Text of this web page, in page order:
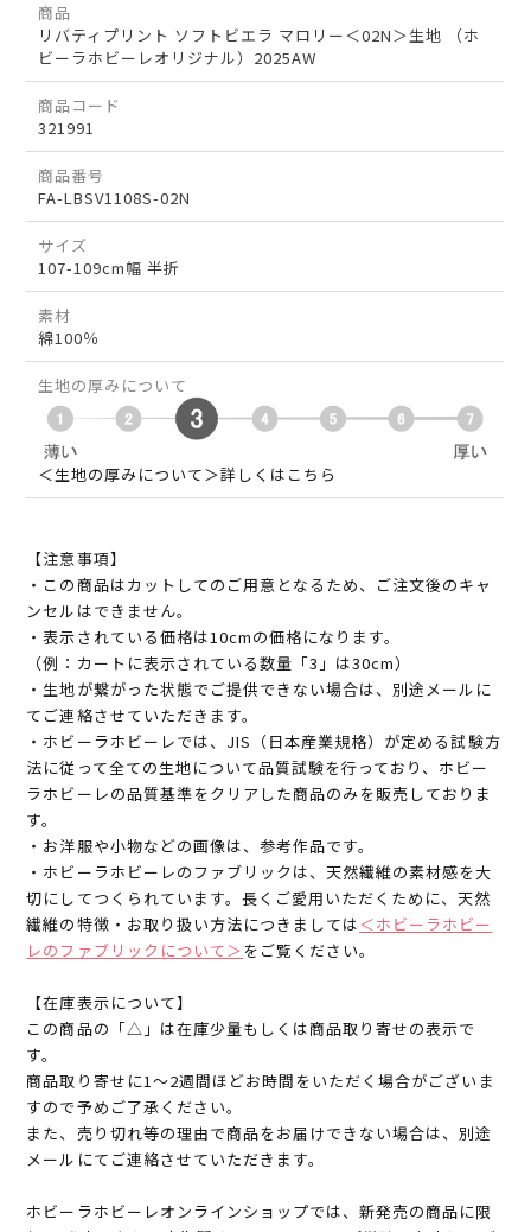
商品
リバティプリント ソフトビエラ マロリー＜02N＞生地 （ホ
ビーラホビーレオリジナル）2025AW
商品コード
321991
商品番号
FA-LBSV1108S-02N
サイズ
107-109cm幅 半折
素材
綿100％
生地の厚みについて
＜生地の厚みについて＞詳しくはこちら
【注意事項】
・この商品はカットしてのご用意となるため、ご注文後のキャ
ンセルはできません。
・表示されている価格は10cmの価格になります。
（例：カートに表示されている数量「3」は30cm）
・生地が繋がった状態でご提供できない場合は、別途メールに
てご連絡させていただきます。
・ホビーラホビーレでは、JIS（日本産業規格）が定める試験方
法に従って全ての生地について品質試験を行っており、ホビー
ラホビーレの品質基準をクリアした商品のみを販売しておりま
す。
・お洋服や小物などの画像は、参考作品です。
・ホビーラホビーレのファブリックは、天然繊維の素材感を大
切にしてつくられています。長くご愛用いただくために、天然
繊維の特徴・お取り扱い方法につきましては＜ホビーラホビー
レのファブリックについて＞ をご覧ください。
【在庫表示について】
この商品の「△」は在庫少量もしくは商品取り寄せの表示で
す。
商品取り寄せに1～2週間ほどお時間をいただく場合がございま
すので予めご了承ください。
また、売り切れ等の理由で商品をお届けできない場合は、別途
メールにてご連絡させていただきます。
ホビーラホビーレオンラインショップでは、新発売の商品に限